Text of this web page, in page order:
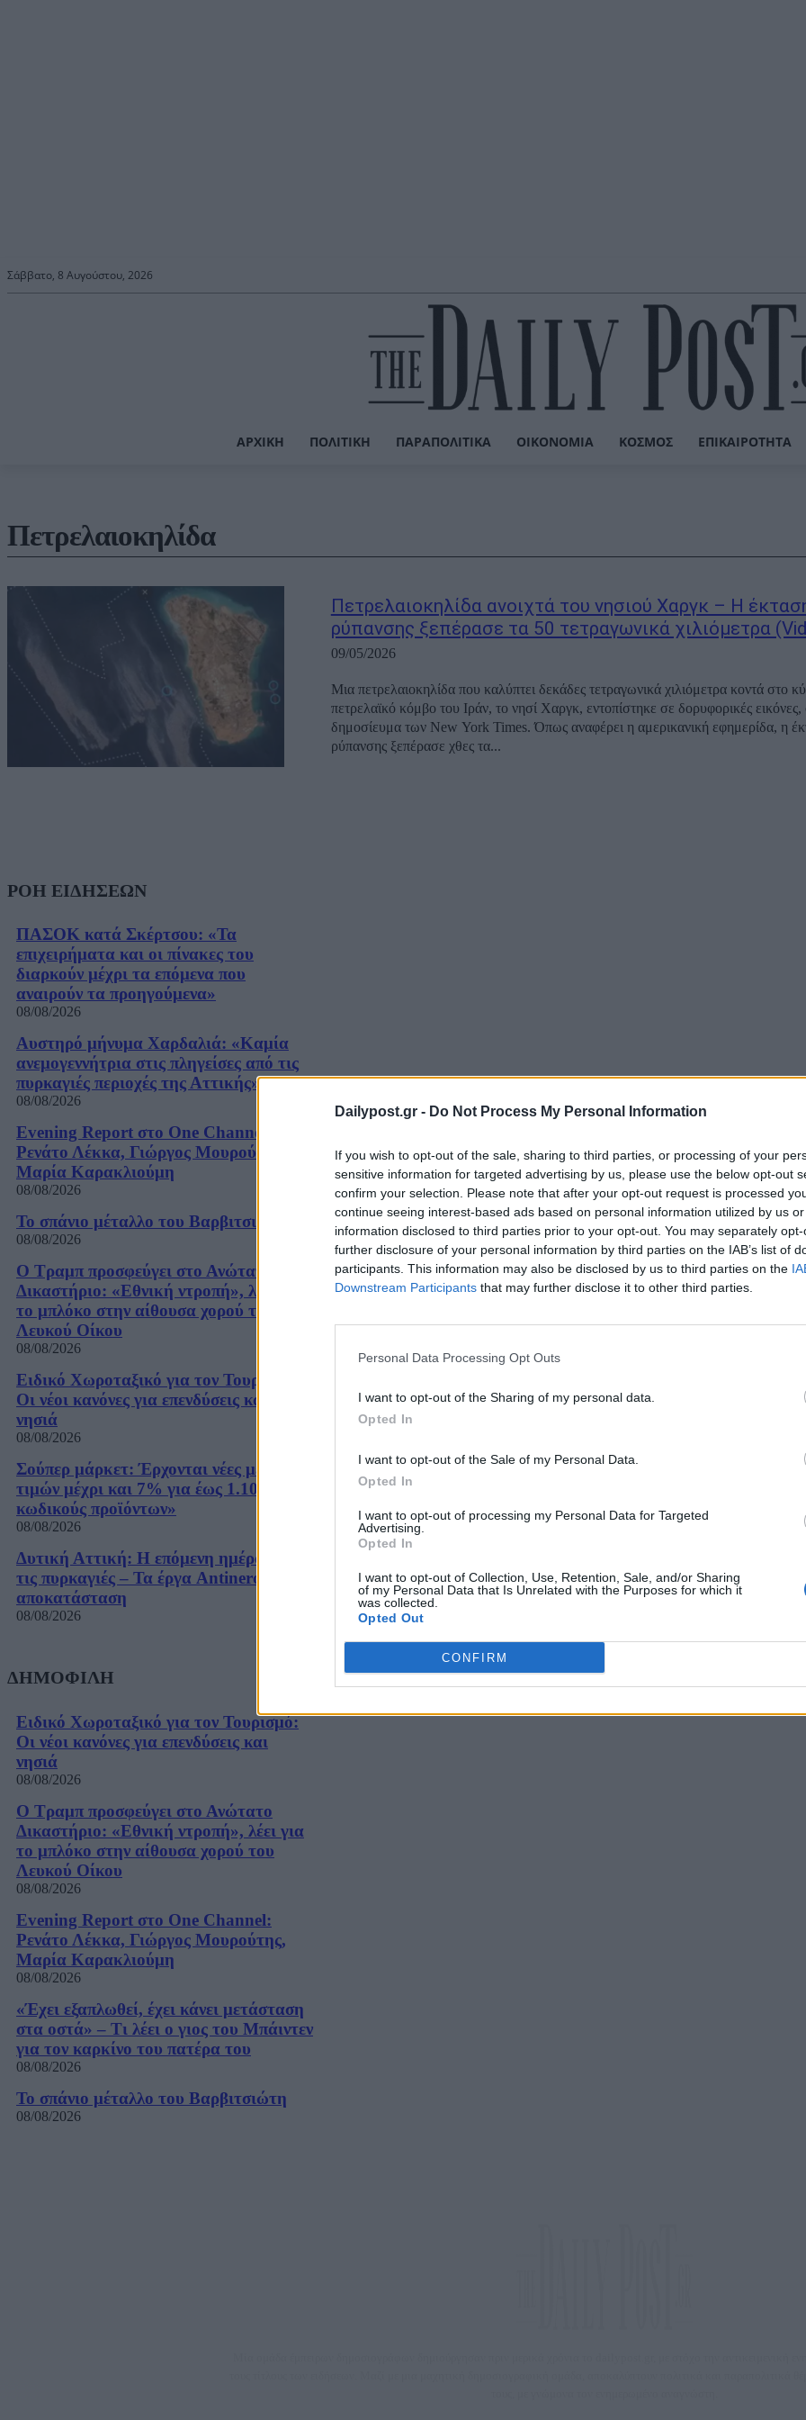
Dailypost.gr - Do Not Process My Personal Information
If you wish to opt-out of the sale, sharing to third parties, or processing of your
sensitive information for targeted advertising by us, please use the below opt-out
confirm your selection. Please note that after your opt-out request is processed
continue seeing interest-based ads based on personal information utilized by us
information disclosed to third parties prior to your opt-out. You may separately
further disclosure of your personal information by third parties on the IAB’s list of
participants. This information may also be disclosed by us to third parties on the
Downstream Participants that may further disclose it to other third parties.
Personal Data Processing Opt Outs
I want to opt-out of the Sharing of my personal data.
Opted In
I want to opt-out of the Sale of my Personal Data.
Opted In
I want to opt-out of processing my Personal Data for Targeted
Advertising.
Opted In
I want to opt-out of Collection, Use, Retention, Sale, and/or Sharing
of my Personal Data that Is Unrelated with the Purposes for which it
was collected.
Opted Out
CONFIRM
Σάββατο, 8 Αυγούστου, 2026
ΑΡΧΙΚΉ ΠΟΛΙΤΙΚΉ ΠΑΡΑΠΟΛΙΤΙΚΆ ΟΙΚΟΝΟΜΊΑ ΚΌΣΜΟΣ ΕΠΙΚΑΙΡΌΤΗΤΑ
Πετρελαιοκηλίδα
Πετρελαιοκηλίδα ανοιχτά του νησιού Χαργκ – Η
ρύπανσης ξεπέρασε τα 50 τετραγωνικά χιλιόμετρα
09/05/2026
Μια πετρελαιοκηλίδα που καλύπτει δεκάδες τετραγωνικά χιλιόμετρα κοντά στο
πετρελαϊκό κόμβο του Ιράν, το νησί Χαργκ, εντοπίστηκε σε δορυφορικές
δημοσίευμα των New York Times. Όπως αναφέρει η αμερικανική εφημερίδα, η
ρύπανσης ξεπέρασε χθες τα...
ΡΟΗ ΕΙΔΗΣΕΩΝ
ΠΑΣΟΚ κατά Σκέρτσου: «Τα
επιχειρήματα και οι πίνακες του
διαρκούν μέχρι τα επόμενα που
αναιρούν τα προηγούμενα»
08/08/2026
Αυστηρό μήνυμα Χαρδαλιά: «Καμία
ανεμογεννήτρια στις πληγείσες από τις
πυρκαγιές περιοχές της Αττικής»
08/08/2026
Evening Report στο One Channel:
Ρενάτο Λέκκα, Γιώργος Μουρούτης,
Μαρία Καρακλιούμη
08/08/2026
Το σπάνιο μέταλλο του Βαρβιτσιώτη
08/08/2026
Ο Τραμπ προσφεύγει στο Ανώτατο
Δικαστήριο: «Εθνική ντροπή», λέει για
το μπλόκο στην αίθουσα χορού του
Λευκού Οίκου
08/08/2026
Ειδικό Χωροταξικό για τον Τουρισμό:
Οι νέοι κανόνες για επενδύσεις και
νησιά
08/08/2026
Σούπερ μάρκετ: Έρχονται νέες μειώσεις
τιμών μέχρι και 7% για έως 1.100
κωδικούς προϊόντων»
08/08/2026
Δυτική Αττική: Η επόμενη ημέρα μετά
τις πυρκαγιές – Τα έργα Antinero και η
αποκατάσταση
08/08/2026
ΔΗΜΟΦΙΛΗ
Ειδικό Χωροταξικό για τον Τουρισμό:
Οι νέοι κανόνες για επενδύσεις και
νησιά
08/08/2026
Ο Τραμπ προσφεύγει στο Ανώτατο
Δικαστήριο: «Εθνική ντροπή», λέει για
το μπλόκο στην αίθουσα χορού του
Λευκού Οίκου
08/08/2026
Evening Report στο One Channel:
Ρενάτο Λέκκα, Γιώργος Μουρούτης,
Μαρία Καρακλιούμη
08/08/2026
«Έχει εξαπλωθεί, έχει κάνει μετάσταση
στα οστά» – Τι λέει ο γιος του Μπάιντεν
για τον καρκίνο του πατέρα του
08/08/2026
Το σπάνιο μέταλλο του Βαρβιτσιώτη
08/08/2026